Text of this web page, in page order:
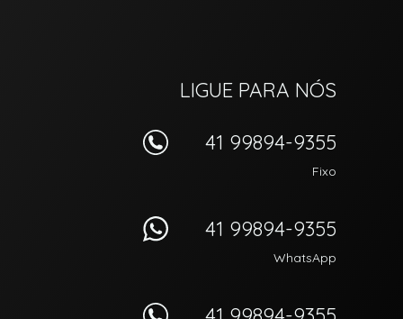
LIGUE PARA NÓS
41 99894-9355
Fixo
41 99894-9355
WhatsApp